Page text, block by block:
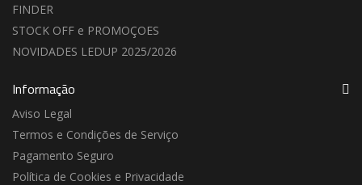
FINDER
STOCK OFF e PROMOÇOES
NOVIDADES LEDUP 2025/2026
Informação
Aviso Legal
Termos e Condições de Serviço
Pagamento Seguro
Política de Cookies e Privacidade